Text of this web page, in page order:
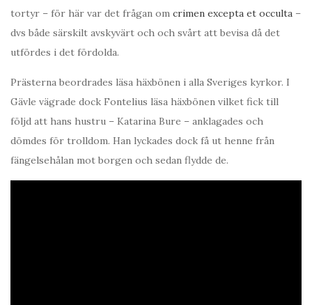
tortyr – för här var det frågan om crimen excepta et occulta –
dvs både särskilt avskyvärt och och svårt att bevisa då det
utfördes i det fördolda.
Prästerna beordrades läsa häxbönen i alla Sveriges kyrkor. I
Gävle vägrade dock Fontelius läsa häxbönen vilket fick till
följd att hans hustru – Katarina Bure – anklagades och
dömdes för trolldom. Han lyckades dock få ut henne från
fängelsehålan mot borgen och sedan flydde de.